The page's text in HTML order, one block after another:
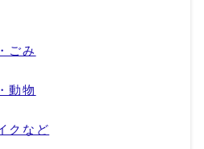
ごみ
動物
クなど